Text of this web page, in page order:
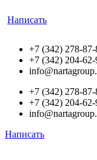
Написать
+7 (342) 278-87-
+7 (342) 204-62-
+7 (342) 278-87-
+7 (342) 204-62-
Написать